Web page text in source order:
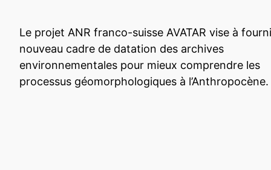
Le projet ANR franco-suisse AVATAR vise à
nouveau cadre de datation des archives
environnementales pour mieux comprendre les
processus géomorphologiques à l’Anthropocène.